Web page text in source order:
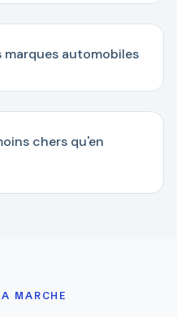
automobiles
chers qu'en
MARCHE